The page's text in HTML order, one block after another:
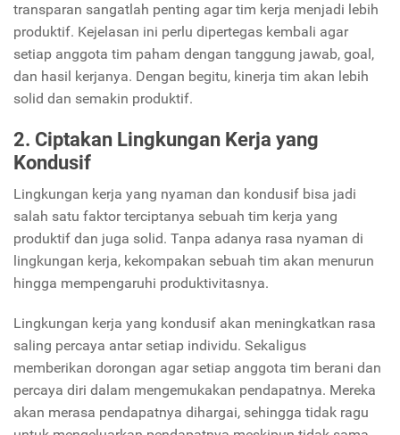
transparan sangatlah penting agar tim kerja menjadi lebih
produktif. Kejelasan ini perlu dipertegas kembali agar
setiap anggota tim paham dengan tanggung jawab, goal,
dan hasil kerjanya. Dengan begitu, kinerja tim akan lebih
solid dan semakin produktif.
2. Ciptakan Lingkungan Kerja yang
Kondusif
Lingkungan kerja yang nyaman dan kondusif bisa jadi
salah satu faktor terciptanya sebuah tim kerja yang
produktif dan juga solid. Tanpa adanya rasa nyaman di
lingkungan kerja, kekompakan sebuah tim akan menurun
hingga mempengaruhi produktivitasnya.
Lingkungan kerja yang kondusif akan meningkatkan rasa
saling percaya antar setiap individu. Sekaligus
memberikan dorongan agar setiap anggota tim berani dan
percaya diri dalam mengemukakan pendapatnya. Mereka
akan merasa pendapatnya dihargai, sehingga tidak ragu